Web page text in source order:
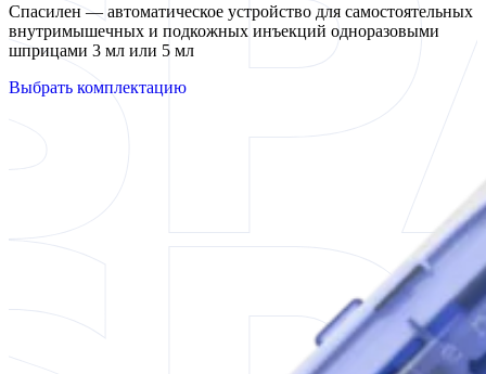
Спасилен — автоматическое устройство для самостоятельных
внутримышечных и подкожных инъекций одноразовыми
шприцами 3 мл или 5 мл
Выбрать комплектацию